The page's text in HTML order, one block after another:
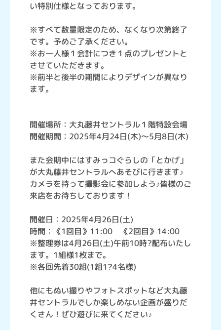
い特別仕様となっております。
※すべて数量限定のため、なくなり次第終了
です。予めご了承ください。
※お一人様１会計につき１点のプレゼントと
させていただきます。
※前半と後半の期間によりデザインが異なり
ます。
開催場所：大丸藤井セントラル１階特設会場
開催期間：2025年4月24日(木)～5月8日(木)
また会期中にはすみっコぐらしの「とかげ」
が大丸藤井セントラルへあそびに行きます♪
カメラを持って撮影会に参加しよう♪皆様のご
来店をお待ちしております！
開催日：2025年4月26日(土)
時間：《1回目》11:00 《2回目》14:00
※整理券は4月26日(土)午前10時?配布いたし
ます。1組様1枚まで。
※各回先着30組(1組1?4名様)
他にもぬい撮りやフォトスポットなど大丸藤
井セントラルでしか楽しめない企画が盛りだ
くさん！ぜひ遊びに来てください♪